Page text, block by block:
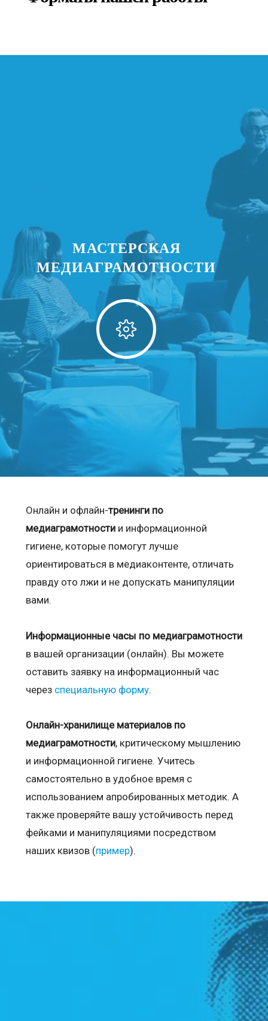
МАСТЕРСКАЯ
МЕДИАГРАМОТНОСТИ
Онлайн и офлайн-тренинги по
медиаграмотностии информационной
гигиене, которые помогут лучше
ориентироваться в медиаконтенте, отличать
правду ото лжи и не допускать манипуляции
вами.
Информационные часы по медиаграмотности
в вашей организации (онлайн). Вы можете
оставить заявку на информационный час
через специальную форму.
Онлайн-хранилище материалов по
медиаграмотности, критическому мышлению
и информационной гигиене. Учитесь
самостоятельно в удобное время с
использованием апробированных методик. А
также проверяйте вашу устойчивость перед
фейками и манипуляциями посредством
наших квизов (пример).